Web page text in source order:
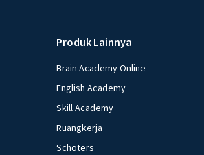
Produk Lainnya
Brain Academy Online
English Academy
Skill Academy
Ruangkerja
Schoters